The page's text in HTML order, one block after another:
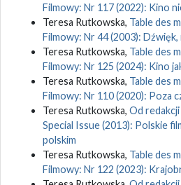
Filmowy: Nr 117 (2022): Kino
Teresa Rutkowska, Table des
Filmowy: Nr 44 (2003):
Teresa Rutkowska, Table des
Filmowy: Nr 125 (2024): Kino
Teresa Rutkowska, Table des
Filmowy: Nr 110 (2020): Poza
Teresa Rutkowska, Od redakcji
Special Issue (2013): Polskie
polskim
Teresa Rutkowska, Table des
Filmowy: Nr 122 (2023):